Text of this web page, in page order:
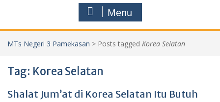
Menu
MTs Negeri 3 Pamekasan > Posts tagged Korea Selatan
Tag: Korea Selatan
Shalat Jum’at di Korea Selatan Itu Butuh